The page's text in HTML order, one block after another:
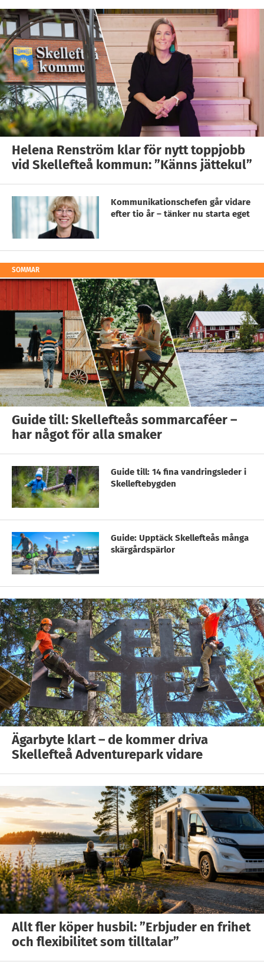
Helena Renström klar för nytt toppjobb
vid Skellefteå kommun: ”Känns jättekul”
Kommunikationschefen går vidare
efter tio år – tänker nu starta eget
SOMMAR
Guide till: Skellefteås sommarcaféer –
har något för alla smaker
Guide till: 14 fina vandringsleder i
Skelleftebygden
Guide: Upptäck Skellefteås många
skärgårdspärlor
Ägarbyte klart – de kommer driva
Skellefteå Adventurepark vidare
Allt fler köper husbil: ”Erbjuder en frihet
och flexibilitet som tilltalar”